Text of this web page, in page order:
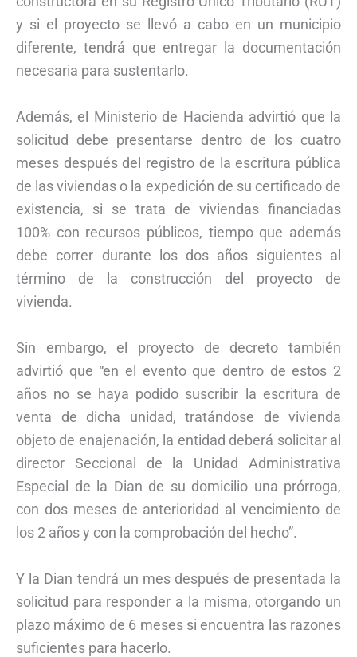
y si el proyecto se llevó a cabo en un municipio
diferente, tendrá que entregar la documentación
necesaria para sustentarlo.
Además, el Ministerio de Hacienda advirtió que la
solicitud debe presentarse dentro de los cuatro
meses después del registro de la escritura pública
de las viviendas o la expedición de su certificado de
existencia, si se trata de viviendas financiadas
100% con recursos públicos, tiempo que además
debe correr durante los dos años siguientes al
término de la construcción del proyecto de
vivienda.
Sin embargo, el proyecto de decreto también
advirtió que “en el evento que dentro de estos 2
años no se haya podido suscribir la escritura de
venta de dicha unidad, tratándose de vivienda
objeto de enajenación, la entidad deberá solicitar al
director Seccional de la Unidad Administrativa
Especial de la Dian de su domicilio una prórroga,
con dos meses de anterioridad al vencimiento de
los 2 años y con la comprobación del hecho”.
Y la Dian tendrá un mes después de presentada la
solicitud para responder a la misma, otorgando un
plazo máximo de 6 meses si encuentra las razones
suficientes para hacerlo.